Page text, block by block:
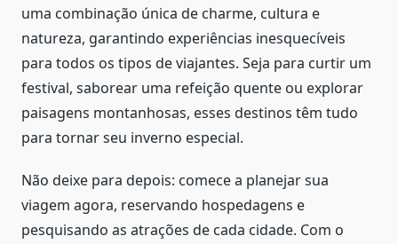
uma combinação única de charme, cultura e
natureza, garantindo experiências inesquecíveis
para todos os tipos de viajantes. Seja para curtir um
festival, saborear uma refeição quente ou explorar
paisagens montanhosas, esses destinos têm tudo
para tornar seu inverno especial.
Não deixe para depois: comece a planejar sua
viagem agora, reservando hospedagens e
pesquisando as atrações de cada cidade. Com o